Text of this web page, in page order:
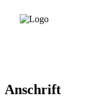
Anschrift